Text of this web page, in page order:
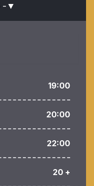
-▼
19:00
20:00
22:00
20 +